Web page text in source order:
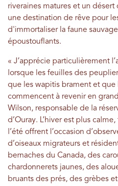
riveraines matures et un
une destination de rêve pour
d'immortaliser la faune
époustouflants.
« J’apprécie particulièrement
lorsque les feuilles des
que les wapitis brament et que
commencent à revenir en
Wilson, responsable de la
d’Ouray. L’hiver est plus
l’été offrent l’occasion
d’oiseaux migrateurs et
bernaches du Canada, des
chardonnerets jaunes, des
bruants des prés, des grèbes